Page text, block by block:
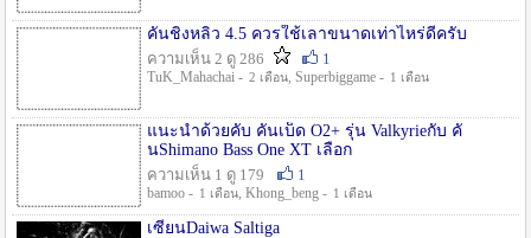
คันชิงหลิว 4.5 ควรใช้เลาขนาดเท่าไหร่ดีครับ
ความเห็น 2 ดู 286
1
TuK_Mahachai - 2 เดือน, Superbiggame - 1 เดือน
แนะนำด้วยคับ คันเบ็ด O2+ รุ่น Valkyrieกับ คั
นShimano Bass One XT เลือก
ความเห็น 1 ดู 179
1
bamoo - 1 เดือน, Khong_beng - 1 เดือน
เซียนDaiwa Saltiga